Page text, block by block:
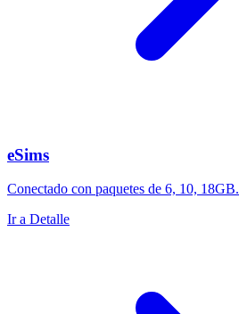
eSims
Conectado con paquetes de 6, 10, 18GB.
Ir a Detalle